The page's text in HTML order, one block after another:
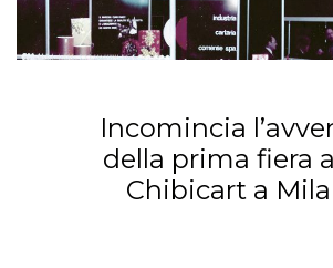
Incomincia
della prima fiera
Chibicart a